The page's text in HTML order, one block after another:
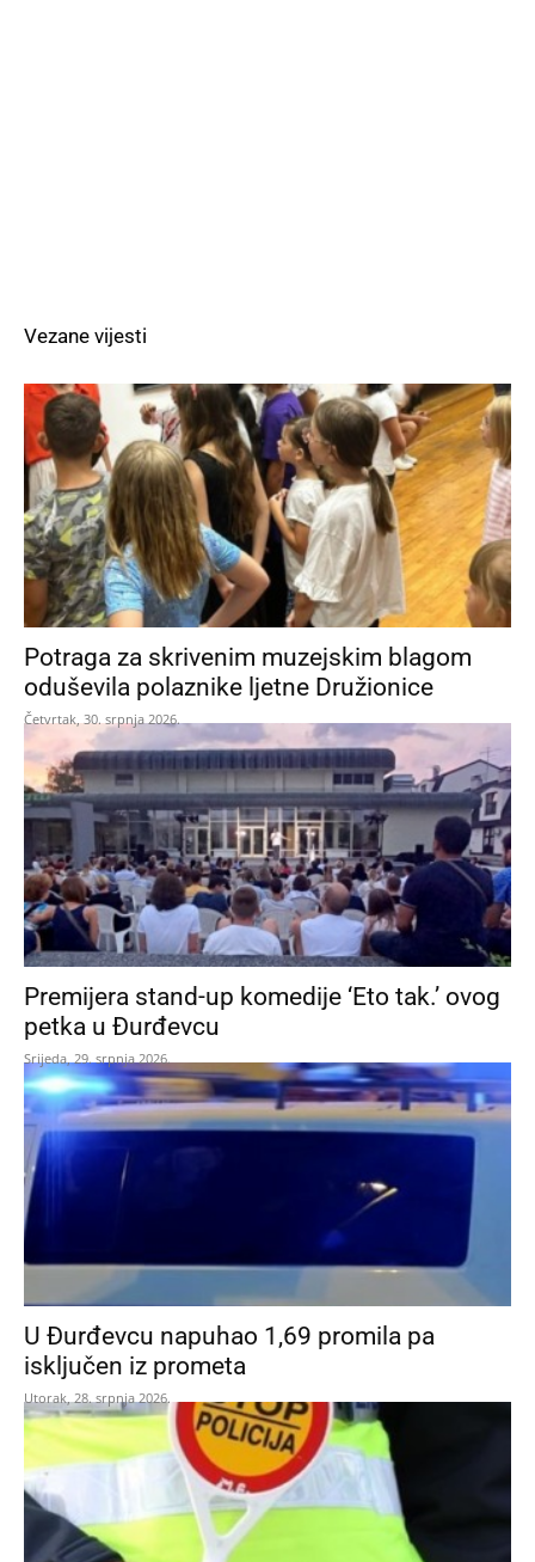
Vezane vijesti
Potraga za skrivenim muzejskim blagom
oduševila polaznike ljetne Družionice
Četvrtak, 30. srpnja 2026.
Premijera stand-up komedije ‘Eto tak.’ ovog
petka u Đurđevcu
Srijeda, 29. srpnja 2026.
U Đurđevcu napuhao 1,69 promila pa
isključen iz prometa
Utorak, 28. srpnja 2026.